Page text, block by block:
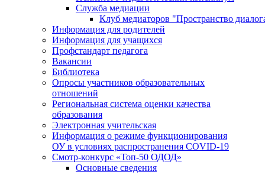
Служба медиации
Клуб медиаторов "Пространство
Информация для родителей
Информация для учащихся
Профстандарт педагога
Вакансии
Библиотека
Опросы участников образовательных
отношений
Региональная система оценки качества
образования
Электронная учительская
Информация о режиме функционирования
ОУ в условиях распространения COVID-19
Смотр-конкурс «Топ-50 ОДОД»
Основные сведения